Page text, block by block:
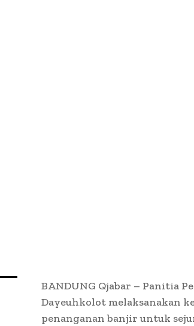
BANDUNG Qjabar – Panitia
Dayeuhkolot melaksanakan
penanganan banjir untuk